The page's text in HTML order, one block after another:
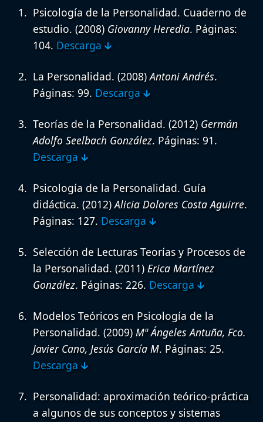
Psicología de la Personalidad. Cuaderno de
estudio. (2008) Giovanny Heredia. Páginas:
104. Descarga 🡳
La Personalidad. (2008)Antoni Andrés.
Páginas: 99. Descarga 🡳
Teorías de la Personalidad. (2012) Germán
Adolfo Seelbach González. Páginas: 91.
Descarga 🡳
Psicología de la Personalidad. Guía
didáctica. (2012)Alicia Dolores Costa Aguirre.
Páginas: 127. Descarga 🡳
Selección de Lecturas Teorías y Procesos de
la Personalidad. (2011) Erica Martínez
González. Páginas: 226. Descarga 🡳
Modelos Teóricos en Psicología de la
Personalidad. (2009) Mª Ángeles Antuña, Fco.
Javier Cano, Jesús García M. Páginas: 25.
Descarga 🡳
Personalidad: aproximación teórico-práctica
a algunos de sus conceptos y sistemas